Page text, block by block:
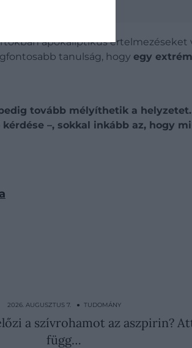
apokaliptikus értelmezéseket
tanulság, hogy egy extrém
tovább mélyíthetik a
–, sokkal inkább az, hogy
2026. AUGUSZTUS 7. ● TUDOMÁNY
a szívrohamot az aszpirin?
függ…